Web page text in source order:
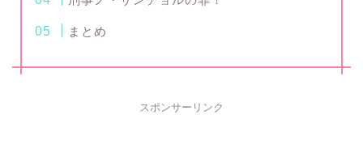
まとめ
スポンサーリンク